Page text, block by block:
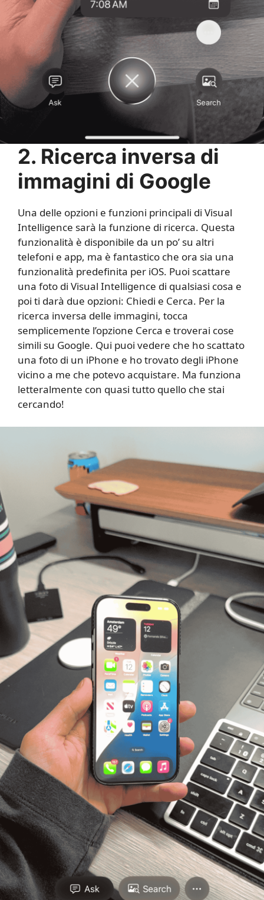
2. Ricerca inversa di
immagini di Google
Una delle opzioni e funzioni principali di Visual
Intelligence sarà la funzione di ricerca. Questa
funzionalità è disponibile da un po’ su altri
telefoni e app, ma è fantastico che ora sia una
funzionalità predefinita per iOS. Puoi scattare
una foto di Visual Intelligence di qualsiasi cosa e
poi ti darà due opzioni: Chiedi e Cerca. Per la
ricerca inversa delle immagini, tocca
semplicemente l’opzione Cerca e troverai cose
simili su Google. Qui puoi vedere che ho scattato
una foto di un iPhone e ho trovato degli iPhone
vicino a me che potevo acquistare. Ma funziona
letteralmente con quasi tutto quello che stai
cercando!